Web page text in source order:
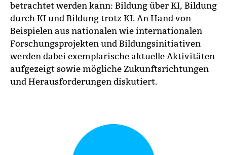
betrachtet werden kann: Bildung über KI, Bildung
durch KI und Bildung trotz KI. An Hand von
Beispielen aus nationalen wie internationalen
Forschungsprojekten und Bildungsinitiativen
werden dabei exemplarische aktuelle Aktivitäten
aufgezeigt sowie mögliche Zukunftsrichtungen
und Herausforderungen diskutiert.